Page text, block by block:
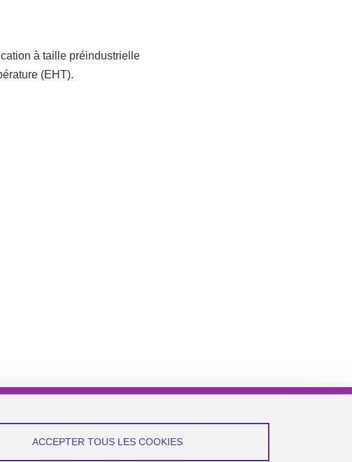
à taille préindustrielle
(EHT).
ACCEPTER TOUS LES COOKIES